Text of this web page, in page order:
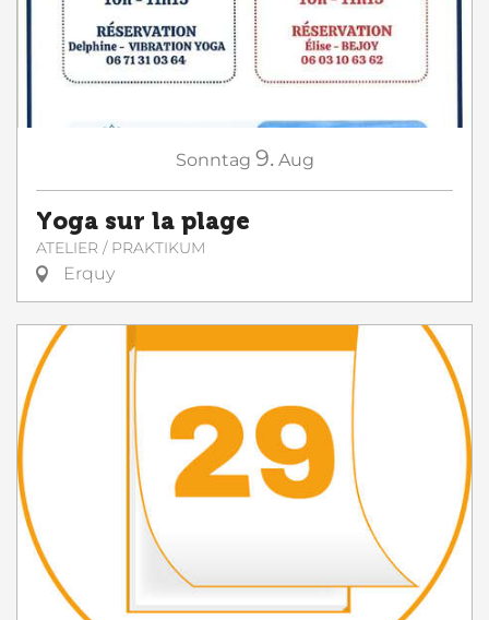
Sonntag 9. Aug
Yoga sur la plage
ATELIER / PRAKTIKUM
Erquy